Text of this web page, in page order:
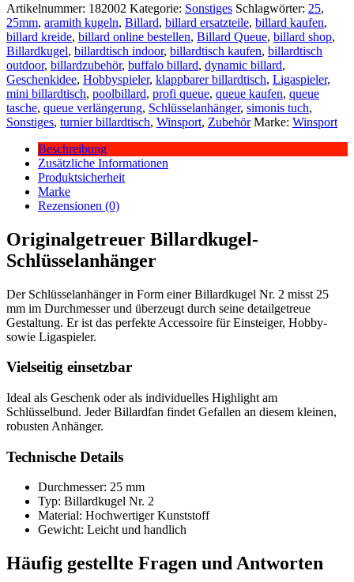
Artikelnummer: 182002 Kategorie: Sonstiges Schlagwörter: 25,
25mm, aramith kugeln, Billard, billard ersatzteile, billard kaufen,
billard kreide, billard online bestellen, Billard Queue, billard shop,
Billardkugel, billardtisch indoor, billardtisch kaufen, billardtisch
outdoor, billardzubehör, buffalo billard, dynamic billard,
Geschenkidee, Hobbyspieler, klappbarer billardtisch, Ligaspieler,
mini billardtisch, poolbillard, profi queue, queue kaufen, queue
tasche, queue verlängerung, Schlüsselanhänger, simonis tuch,
Sonstiges, turnier billardtisch, Winsport, Zubehör Marke: Winsport
Beschreibung
Zusätzliche Informationen
Produktsicherheit
Marke
Rezensionen (0)
Originalgetreuer Billardkugel-
Schlüsselanhänger
Der Schlüsselanhänger in Form einer Billardkugel Nr. 2 misst 25
mm im Durchmesser und überzeugt durch seine detailgetreue
Gestaltung. Er ist das perfekte Accessoire für Einsteiger, Hobby-
sowie Ligaspieler.
Vielseitig einsetzbar
Ideal als Geschenk oder als individuelles Highlight am
Schlüsselbund. Jeder Billardfan findet Gefallen an diesem kleinen,
robusten Anhänger.
Technische Details
Durchmesser: 25 mm
Typ: Billardkugel Nr. 2
Material: Hochwertiger Kunststoff
Gewicht: Leicht und handlich
Häufig gestellte Fragen undAntworten